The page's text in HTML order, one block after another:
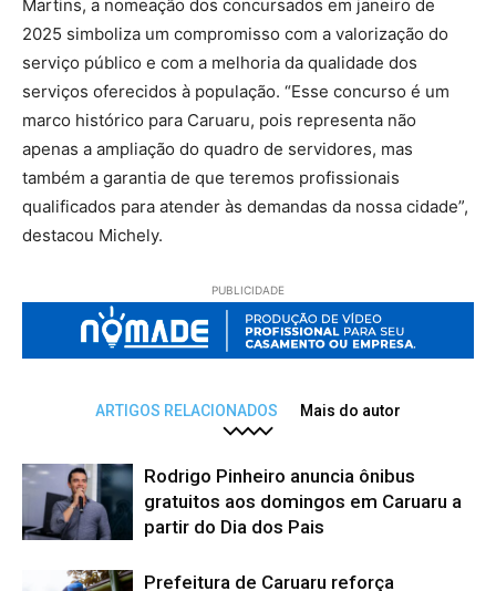
Martins, a nomeação dos concursados em janeiro de
2025 simboliza um compromisso com a valorização do
serviço público e com a melhoria da qualidade dos
serviços oferecidos à população. “Esse concurso é um
marco histórico para Caruaru, pois representa não
apenas a ampliação do quadro de servidores, mas
também a garantia de que teremos profissionais
qualificados para atender às demandas da nossa cidade”,
destacou Michely.
PUBLICIDADE
ARTIGOS RELACIONADOS Mais do autor
Rodrigo Pinheiro anuncia ônibus
gratuitos aos domingos em Caruaru a
partir do Dia dos Pais
Prefeitura de Caruaru reforça